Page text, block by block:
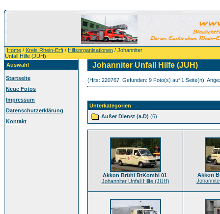
Home / Kreis Rhein-Erft / Hilfsorganisationen / Johanniter
Unfall Hilfe (JUH)
Auswahl
Startseite
Neue Fotos
Impressum
Datenschutzerklärung
Kontakt
Johanniter Unfall Hilfe (JUH)
(Hits: 220767, Gefunden: 9 Foto(s) auf 1 Seite(n).
Unterkategorien
Außer Dienst (a.D) (6)
Akkon Brühl BtKombi 01
Johanniter Unfall Hilfe (JUH)
Akkon